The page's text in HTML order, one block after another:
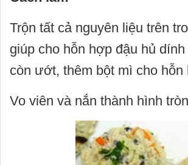
Trộn tất cả nguyên liệu trên
giúp cho hỗn hợp đậu hủ
còn ướt, thêm bột mì cho
Vo viên và nắn thành hình